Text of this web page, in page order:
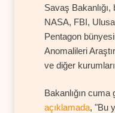
Savaş
NASA, FBI,
Pentagon
Anomalileri
ve diğer
Bakanlığın cuma
açıklamada, "Bu